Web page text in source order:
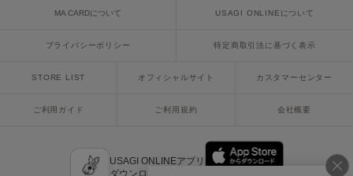
NIKE
MA CARDについて USAGI ONLINEについて
プライバシーポリシー 特定商取引法に基づく表示
STORE LIST オフィシャルサイト カスタマーセンター
ご利用ガイド ご利用規約 会社概要
USAGI ONLINEアプリ
ダウンロードはこちら